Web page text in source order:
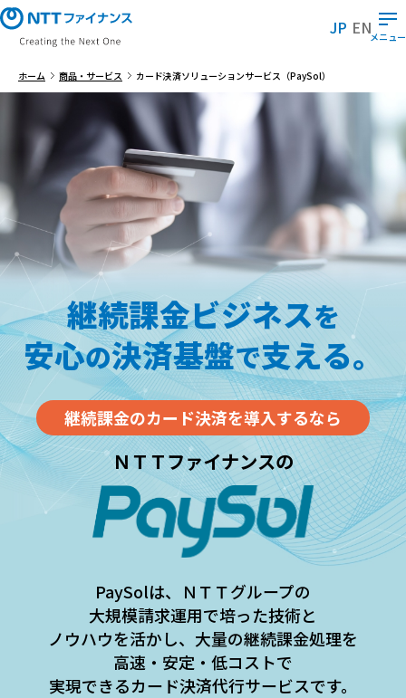
メ
イ
ン
に
ス
キ
プ
JP ENメニュー
ホーム 商品・サービス カード決済ソリューションサービス（PaySol）
継続課金ビジネスを
安心の決済基盤で支える。
継続課金のカード決済を導入するなら
ＮＴＴファイナンスの
PaySolは、ＮＴＴグループの
大規模請求運用で培った技術と
ノウハウを活かし、大量の継続課金処理を
高速・安定・低コストで
実現できるカード決済代行サービスです。